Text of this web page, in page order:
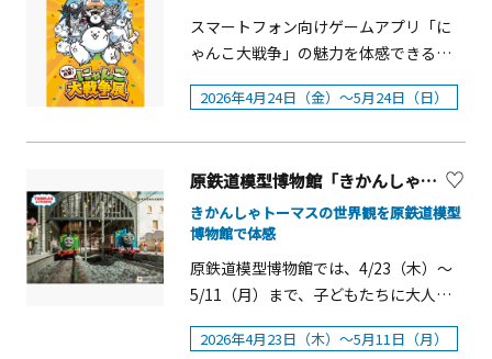
絵本またはグッズを1点以上お買い上げ
の先着300名様に、「えほん博限定ステ
所＞湘南 蔦屋書店 2号館1階レジカウン
の連休をお楽しみください。
南の海をイメージした「バラの海」は
春だけの フォトスポットです。イベン
や ボランティアによるバラ園のガイド
ラン&ldquo;キッチン Hana &rdquo;で
はバラのデザートプレートをご提供し
ます 。 概要■開催期間：2026年4月29
日（水・祝）～ 2026 年6月7日（日）■
時間：4 月・6月／ 9： 00～ 17： 005月
スマートフォン向けゲームアプリ「に
ゃんこ大戦争」の魅力を体感できる展
示会「みんなで出撃！にゃんこ大戦争
展」が、横浜駅直結のアソビルにて開
テージの世界観を再現。歴史や過去の
コラボ、未公開キャラクターラフな
ど、ファン必見の展示もご覧いただけ
ます。 また、会場限定のオリジナルグ
ッズのほか、ポノスオフィシャルスト
販売予定です。 開催概要■開催期間：
2026年4月24日（金）～5月24日（日）
原鉄道模型博物館「きかんしゃトーマス」模型走行【横浜市】
きかんしゃトーマスの世界観を原鉄道模型
博物館で体感
原鉄道模型博物館では、4/23（木）～
5/11（月）まで、子どもたちに大人気
のきかんしゃトーマスとなかまたちの
模型走行を実施します。走行するトー
2026年4月23日（木）～5月11日（月）